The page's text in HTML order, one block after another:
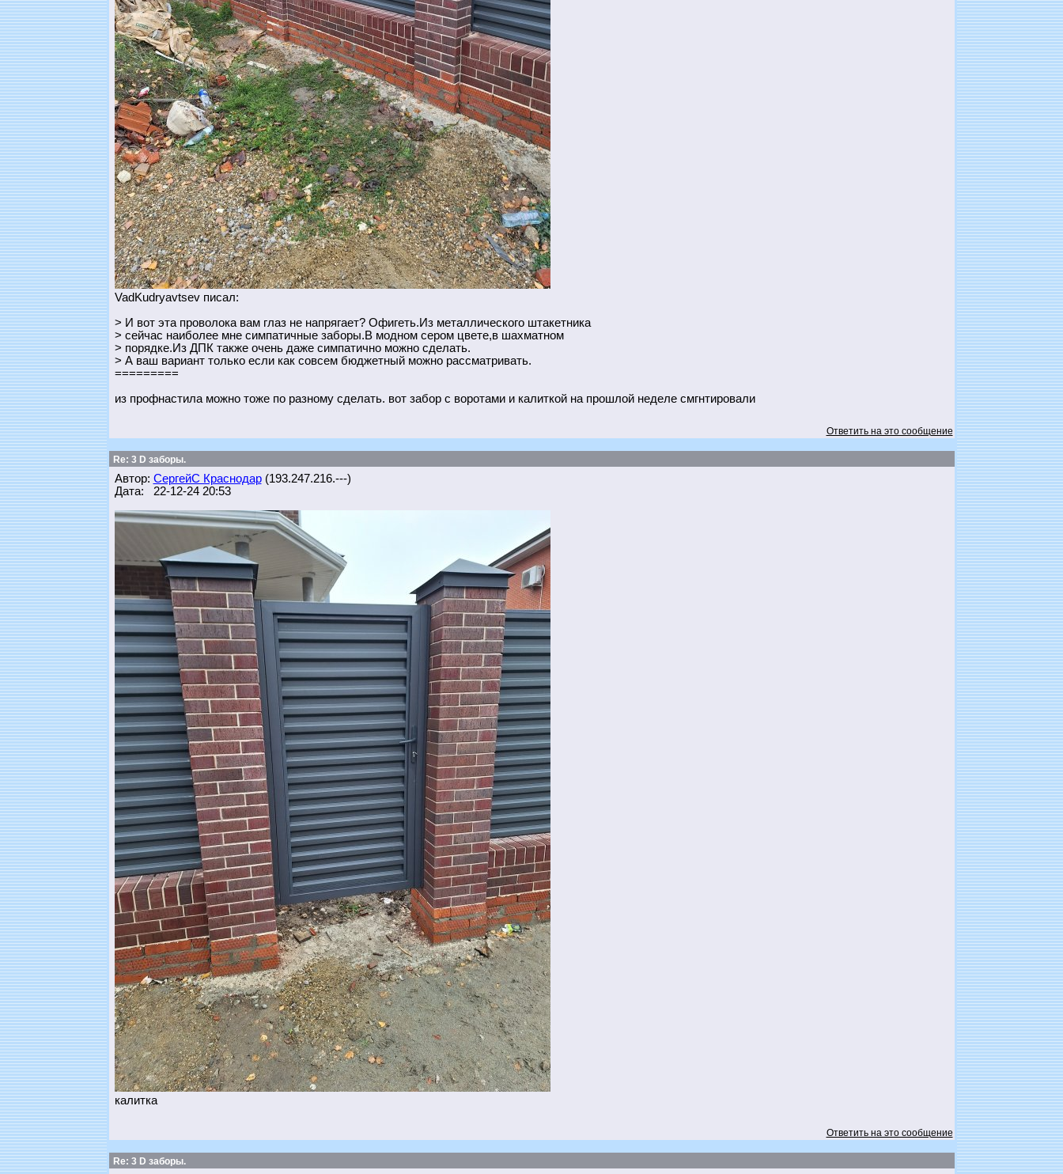
VadKudryavtsev писал:
> И вот эта проволока вам глаз не напрягает? Офигеть.Из металлического штакетника
> сейчас наиболее мне симпатичные заборы.В модном сером цвете,в шахматном
> порядке.Из ДПК также очень даже симпатично можно сделать.
> А ваш вариант только если как совсем бюджетный можно рассматривать.
=========
из профнастила можно тоже по разному сделать. вот забор с воротами и калиткой на прошлой неделе смгнтировали
Ответить на это сообщение
Re: 3 D заборы.
Автор: СергейС Краснодар(193.247.216.---)
Дата: 22-12-24 20:53
калитка
Ответить на это сообщение
Re: 3 D заборы.